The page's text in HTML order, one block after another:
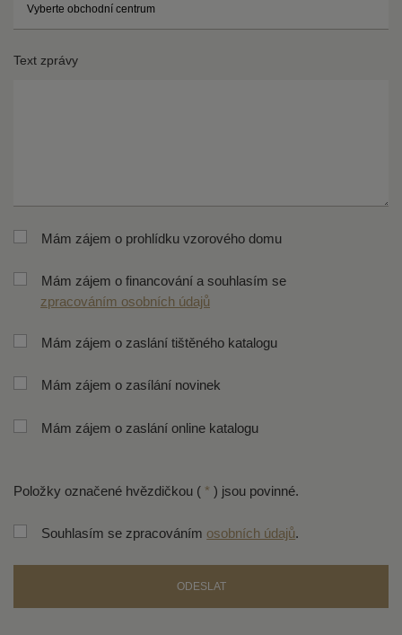
Text zprávy
Mám zájem o prohlídku vzorového domu
Mám zájem o financování a souhlasím se
zpracováním osobních údajů
Mám zájem o zaslání tištěného katalogu
Mám zájem o zasílání novinek
Mám zájem o zaslání online katalogu
Položky označené hvězdičkou ( * ) jsou povinné.
Souhlasím se zpracováním osobních údajů.
ODESLAT